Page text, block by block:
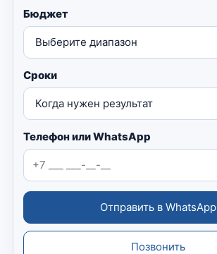
Бюджет
Сроки
Телефон или WhatsApp
Отправить в WhatsApp
Позвонить